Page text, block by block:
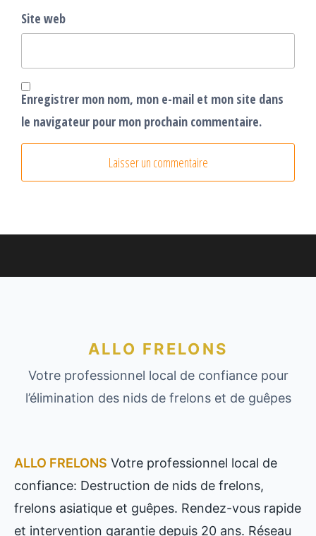
Site web
Enregistrer mon nom, mon e-mail et mon site dans
le navigateur pour mon prochain commentaire.
ALLO FRELONS
Votre professionnel local de confiance pour
l’élimination des nids de frelons et de guêpes
ALLO FRELONS Votre professionnel local de
confiance: Destruction de nids de frelons,
frelons asiatique et guêpes. Rendez-vous rapide
et intervention garantie depuis 20 ans. Réseau